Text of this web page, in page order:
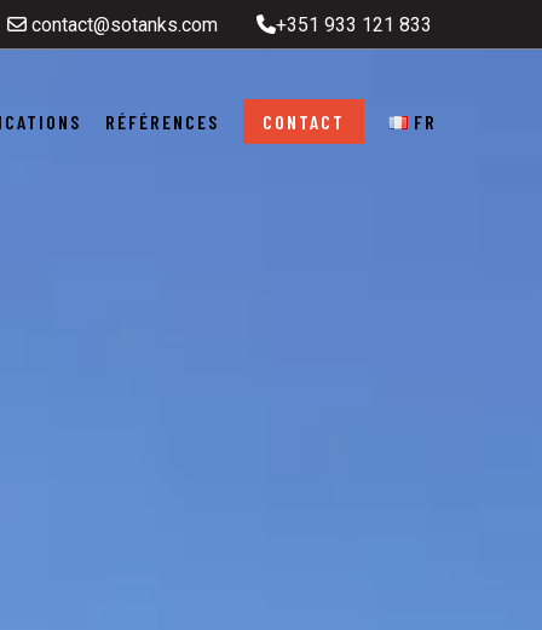
contact@sotanks.com +351 933 121 833
RÉFÉRENCES CONTACT FR